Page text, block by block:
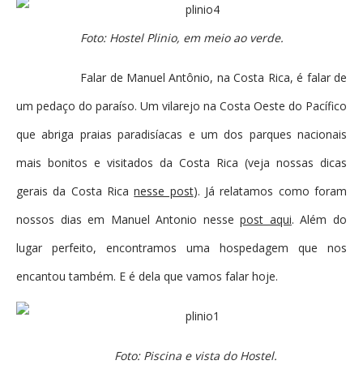
Foto: Hostel Plinio, em meio ao verde.
Falar de Manuel Antônio, na Costa Rica, é falar de
um pedaço do paraíso. Um vilarejo na Costa Oeste do Pacífico
que abriga praias paradisíacas e um dos parques nacionais
mais bonitos e visitados da Costa Rica (veja nossas dicas
gerais da Costa Ricanesse post). Já relatamos como foram
nossos dias em Manuel Antonio nessepost aqui. Além do
lugar perfeito, encontramos uma hospedagem que nos
encantou também. E é dela que vamos falar hoje.
Foto: Piscina e vista do Hostel.